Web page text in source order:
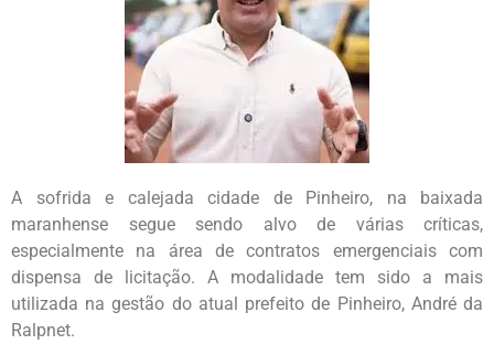
A sofrida e calejada cidade de Pinheiro, na baixada
maranhense segue sendo alvo de várias críticas,
especialmente na área de contratos emergenciais com
dispensa de licitação. A modalidade tem sido a mais
utilizada na gestão do atual prefeito de Pinheiro, André da
Ralpnet.